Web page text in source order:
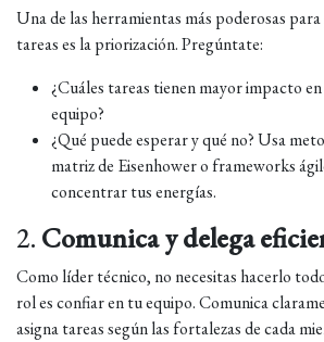
Una de las herramientas más poderosas
tareas es la priorización. Pregúntate:
¿Cuáles tareas tienen mayor impacto
equipo?
¿Qué puede esperar y qué no? Usa
matriz de Eisenhower o frameworks
concentrar tus energías.
2. Comunica y delega
Como líder técnico, no necesitas hacerlo
rol es confiar en tu equipo. Comunica
asigna tareas según las fortalezas de cada